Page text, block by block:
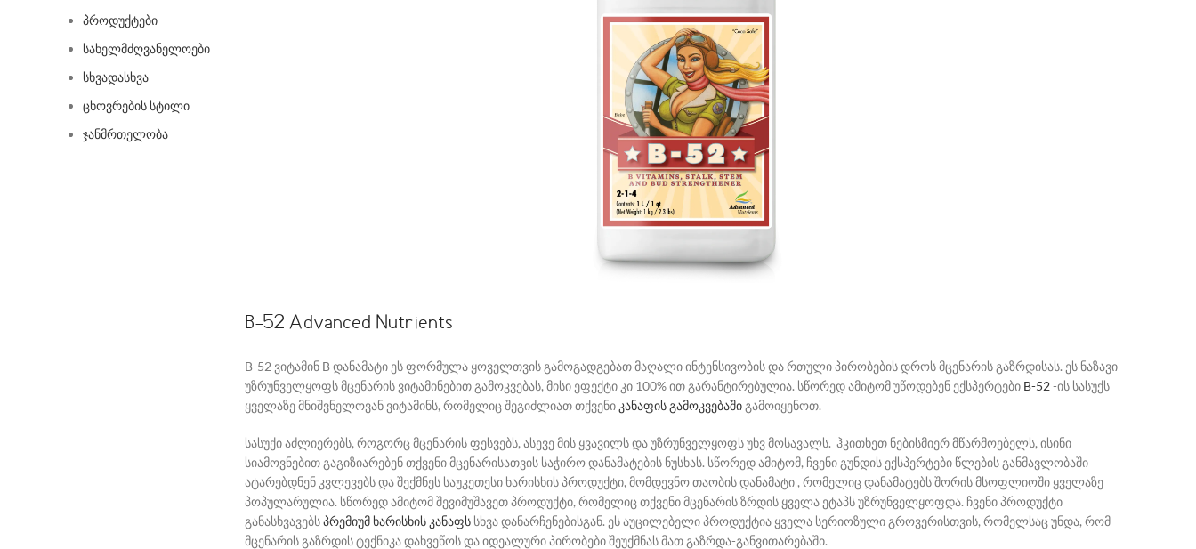
B-52 Advanced Nutrients
B-52 ვიტამინ B დანამატი ეს ფორმულა ყოველთვის გამოგადგებათ მაღალი ინტენსივობის და რთული პირობების დროს მცენარის გაზრდისას. ეს ნაზავი
უზრუნველყოფს მცენარის ვიტამინებით გამოკვებას, მისი ეფექტი კი 100% ით გარანტირებულია. სწორედ ამიტომ უწოდებენ ექსპერტები B-52-ის სასუქს
ყველაზე მნიშვნელოვან ვიტამინს, რომელიც შეგიძლიათ თქვენი კანაფის გამოკვებაშიგამოიყენოთ.
სასუქი აძლიერებს, როგორც მცენარის ფესვებს, ასევე მის ყვავილს და უზრუნველყოფს უხვ მოსავალს. ჰკითხეთ ნებისმიერ მწარმოებელს, ისინი
სიამოვნებით გაგიზიარებენ თქვენი მცენარისათვის საჭირო დანამატების ნუსხას. სწორედ ამიტომ, ჩვენი გუნდის ექსპერტები წლების განმავლობაში
ატარებდნენ კვლევებს და შექმნეს საუკეთესი ხარისხის პროდუქტი, მომდევნო თაობის დანამატი , რომელიც დანამატებს შორის მსოფლიოში ყველაზე
პოპულარულია. სწორედ ამიტომ შევიმუშავეთ პროდუქტი, რომელიც თქვენი მცენარის ზრდის ყველა ეტაპს უზრუნველყოფდა. ჩვენი პროდუქტი
განასხვავებსპრემიუმ ხარისხის კანაფსსხვა დანარჩენებისგან. ეს აუცილებელი პროდუქტია ყველა სერიოზული გროვერისთვის, რომელსაც უნდა, რომ
მცენარის გაზრდის ტექნიკა დახვეწოს და იდეალური პირობები შეუქმნას მათ გაზრდა-განვითარებაში.
პროდუქტები
სახელმძღვანელოები
სხვადასხვა
ცხოვრების სტილი
ჯანმრთელობა